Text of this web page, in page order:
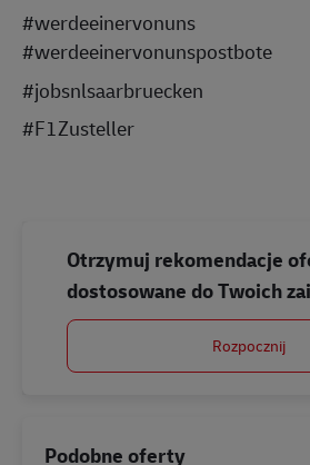
#werdeeinervonuns
#werdeeinervonunspostbote
#jobsnlsaarbruecken
#F1Zusteller
Otrzymuj rekomendacje
dostosowane do Twoich
Rozpocznij
Podobne oferty